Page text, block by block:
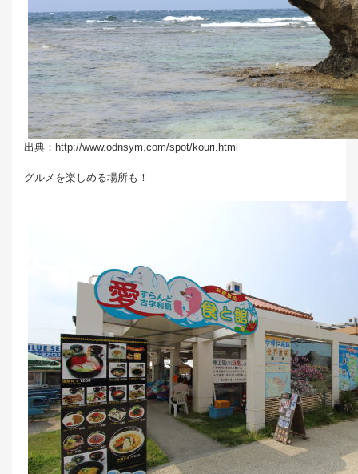
出典：http://www.odnsym.com/spot/kouri.html
グルメを楽しめる場所も！